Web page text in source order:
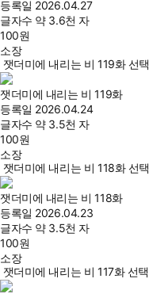
등록일 2026.04.27
글자수 약 3.6천 자
100원
소장
잿더미에 내리는 비 119화 선택
잿더미에 내리는 비 119화
등록일 2026.04.24
글자수 약 3.5천 자
100원
소장
잿더미에 내리는 비 118화 선택
잿더미에 내리는 비 118화
등록일 2026.04.23
글자수 약 3.5천 자
100원
소장
잿더미에 내리는 비 117화 선택